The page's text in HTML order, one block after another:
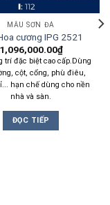
MẪU SƠN ĐÁ
cương IPG 2521
1,096,000.00₫
trí đặc biệt cao cấp.Dùng
cột, cổng, phù điêu,
hạn chế dùng cho nền
nhà và sàn.
ĐỌC TIẾP